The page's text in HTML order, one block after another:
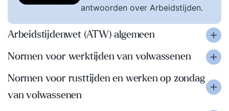
antwoorden over Arbeidstijden.
Arbeidstijdenwet (ATW) algemeen
Normen voor werktijden van volwassenen
Normen voor rusttijden en werken op zondag
van volwassenen